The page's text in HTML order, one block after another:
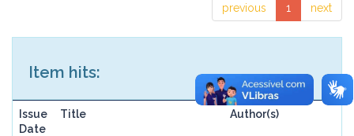
previous 1 next
Item hits:
Issue
Date
Title Author(s)